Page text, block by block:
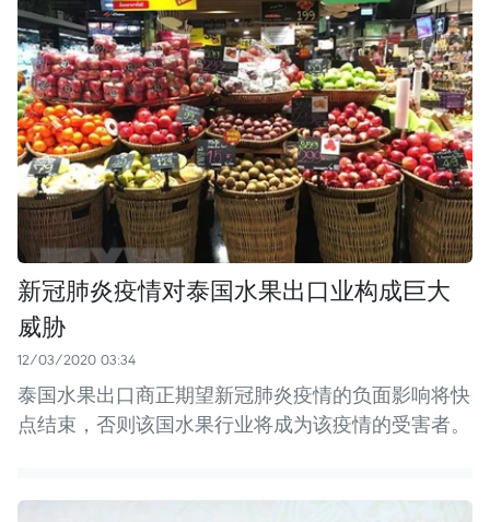
新冠肺炎疫情对泰国水果出口业构成巨大
威胁
12/03/2020 03:34
泰国水果出口商正期望新冠肺炎疫情的负面影响将快
点结束，否则该国水果行业将成为该疫情的受害者。